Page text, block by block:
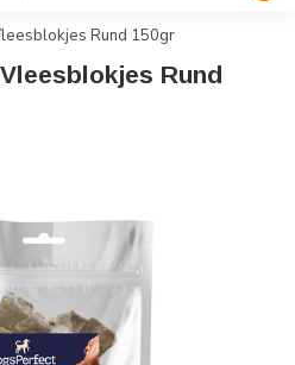
Rund 150gr
Rund